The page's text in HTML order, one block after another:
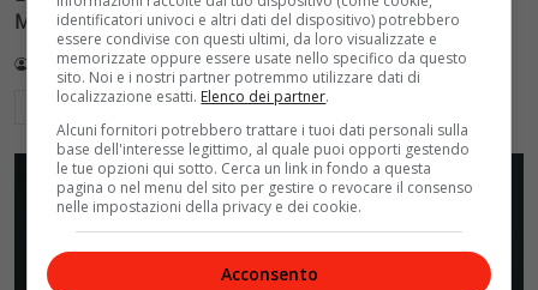
Mostra di Venezia 2026
Redazione VelvetMAG 4 Agosto 2026
Leggi di più
identificatori univoci e altri dati del dispositivo) potrebbero
essere condivise con questi ultimi, da loro visualizzate e
memorizzate oppure essere usate nello specifico da questo
sito. Noi e i nostri partner potremmo utilizzare dati di
localizzazione esatti. Elenco dei partner.
Alcuni fornitori potrebbero trattare i tuoi dati personali sulla
base dell'interesse legittimo, al quale puoi opporti gestendo
le tue opzioni qui sotto. Cerca un link in fondo a questa
pagina o nel menu del sito per gestire o revocare il consenso
nelle impostazioni della privacy e dei cookie.
Acconsento